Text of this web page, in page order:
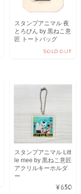
スタンプアニマル 夜
とろびん by 黒ねこ意
匠 トートバッグ
SOLD OUT
スタンプアニマル Litt
le mee by 黒ねこ意匠
アクリルキーホルダ
ー
¥650